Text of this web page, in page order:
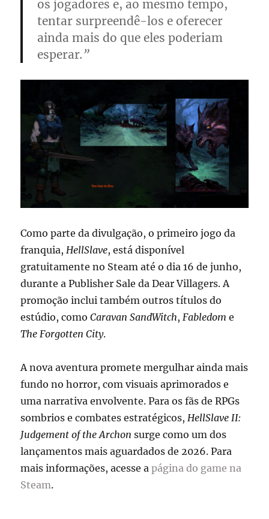
os jogadores e, ao mesmo tempo,
tentar surpreendê-los e oferecer
ainda mais do que eles poderiam
esperar.”
Como parte da divulgação, o primeiro jogo da
franquia, HellSlave, está disponível
gratuitamente no Steam até o dia 16 de junho,
durante a Publisher Sale da Dear Villagers. A
promoção inclui também outros títulos do
estúdio, comoCaravan SandWitch, Fabledom e
The Forgotten City.
A nova aventura promete mergulhar ainda mais
fundo no horror, com visuais aprimorados e
uma narrativa envolvente. Para os fãs de RPGs
sombrios e combates estratégicos, HellSlave II:
Judgement of the Archon surge como um dos
lançamentos mais aguardados de 2026. Para
mais informações, acesse apágina do game na
Steam.